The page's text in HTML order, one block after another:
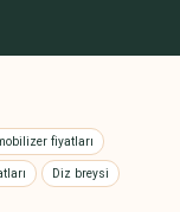
fiyatları
Diz breysi